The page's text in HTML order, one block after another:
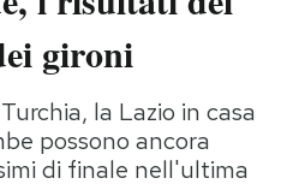
Consumismi
Storie/Idee
Ok Boomer!
Media
gironi
la Lazio in casa
possono ancora
di finale nell'ultima